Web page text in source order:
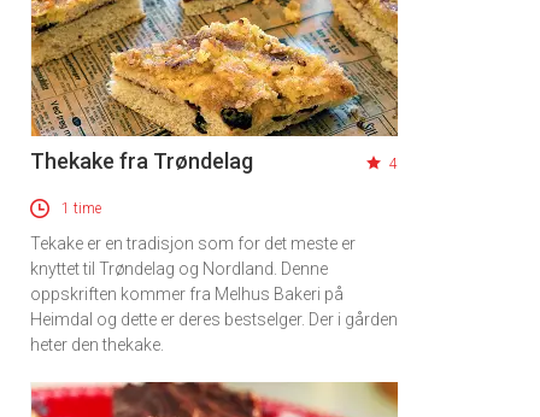
Thekake fra Trøndelag 4
1 time
Tekake er en tradisjon som for det meste er
knyttet til Trøndelag og Nordland. Denne
oppskriften kommer fra Melhus Bakeri på
Heimdal og dette er deres bestselger. Der i gården
heter den thekake.